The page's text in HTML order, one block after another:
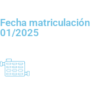
Fecha matriculación
01/2025